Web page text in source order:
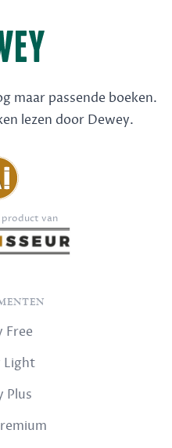
maar passende boeken.
lezen door Dewey.
product van
Free
Light
Plus